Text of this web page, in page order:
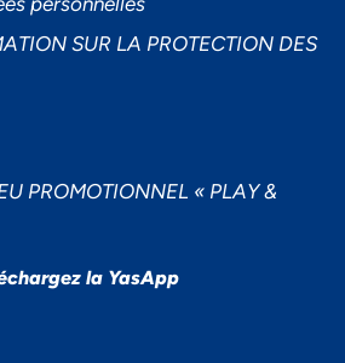
SUR LA PROTECTION DES
PROMOTIONNEL « PLAY &
la YasApp